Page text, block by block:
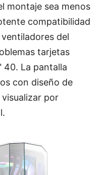
montaje sea menos
compatibilidad
del
tarjetas
40. La pantalla
con diseño de
por